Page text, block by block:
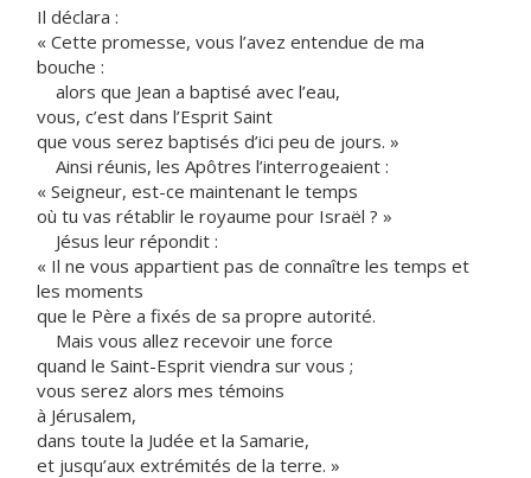
Il déclara :
« Cette promesse, vous l’avez entendue de ma
bouche :
alors que Jean a baptisé avec l’eau,
vous, c’est dans l’Esprit Saint
que vous serez baptisés d’ici peu de jours. »
Ainsi réunis, les Apôtres l’interrogeaient :
« Seigneur, est-ce maintenant le temps
où tu vas rétablir le royaume pour Israël ? »
Jésus leur répondit :
« Il ne vous appartient pas de connaître les temps et
les moments
que le Père a fixés de sa propre autorité.
Mais vous allez recevoir une force
quand le Saint-Esprit viendra sur vous ;
vous serez alors mes témoins
à Jérusalem,
dans toute la Judée et la Samarie,
et jusqu’aux extrémités de la terre. »